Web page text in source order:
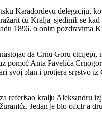
Karađorđevu delegaciju,
ću Kralja, sjedinili se
1896. o onim pozdravima
da Crnu Goru otcijepi,
pomoć Anta Pavelića
plan i protjera srpstvo iz
referisao kralju Aleksandru
Jedan je bio oficir a